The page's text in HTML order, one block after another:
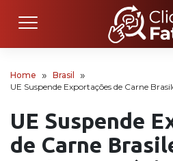
Home
Brasil
UE Suspende Exportações de Carne
UE Suspende
de Carne